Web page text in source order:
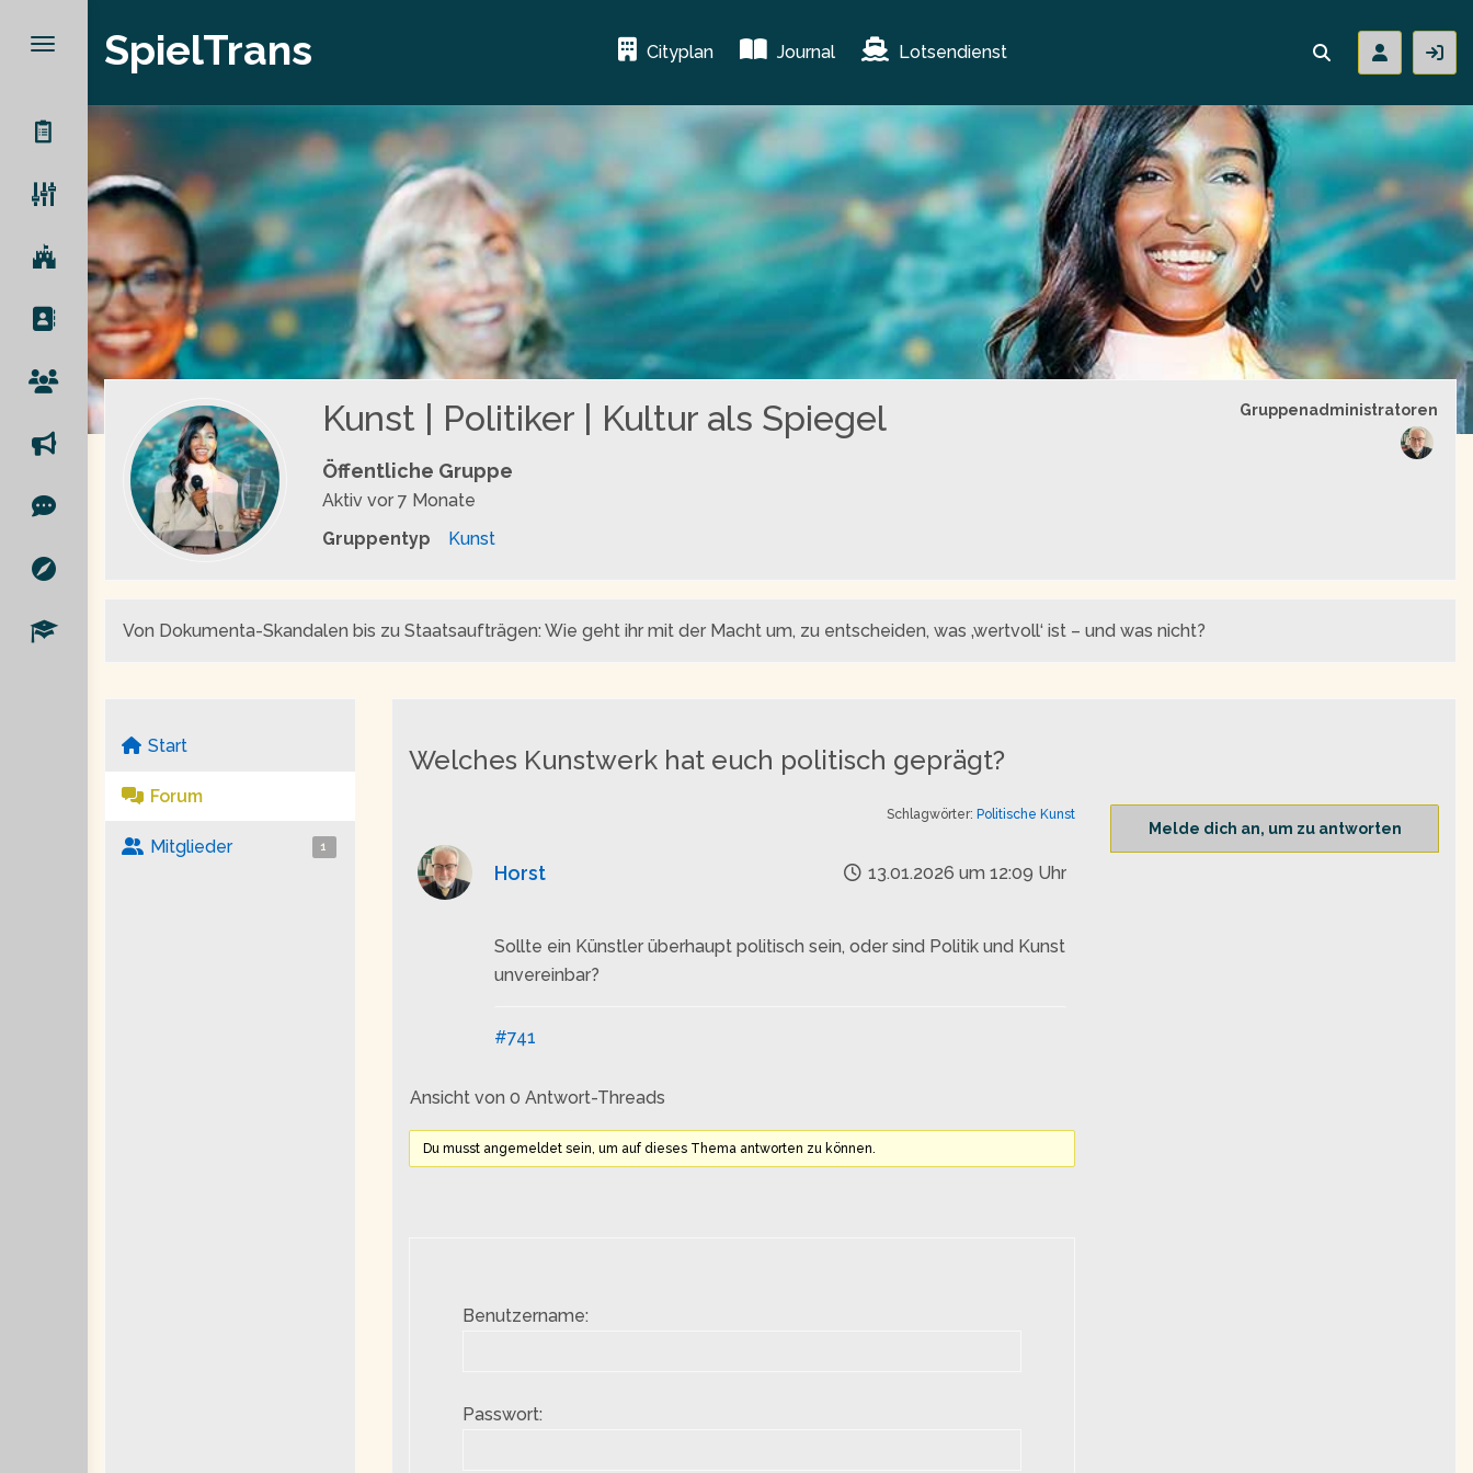
SpielTrans Cityplan Journal Lotsendienst
Kunst | Politiker | Kultur als Spiegel
Öffentliche Gruppe
Aktiv vor 7 Monate
Gruppentyp
Kunst
Gruppenführung
Gruppenadministratoren
Von Dokumenta-Skandalen bis zu Staatsaufträgen: Wie geht ihr mit der Macht um, zu entscheiden, was ‚wertvoll‘ ist – und was nicht?
Start
Forum
Mitglieder 1
Welches Kunstwerk hat euch politisch geprägt?
Schlagwörter: Politische Kunst
Horst 13.01.2026 um 12:09 Uhr
Sollte ein Künstler überhaupt politisch sein, oder sind Politik und Kunst
unvereinbar?
#741
Ansicht von 0 Antwort-Threads
Du musst angemeldet sein, um auf dieses Thema antworten zu können.
Benutzername:
Passwort:
Melde dich an, um zu antworten